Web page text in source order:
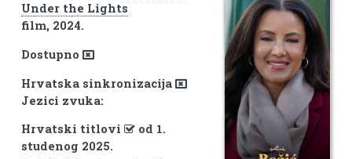
Under the Lights
film, 2024.
Dostupno
Hrvatska sinkronizacija
Jezici zvuka:
Hrvatski titlovi
od 1.
studenog 2025.